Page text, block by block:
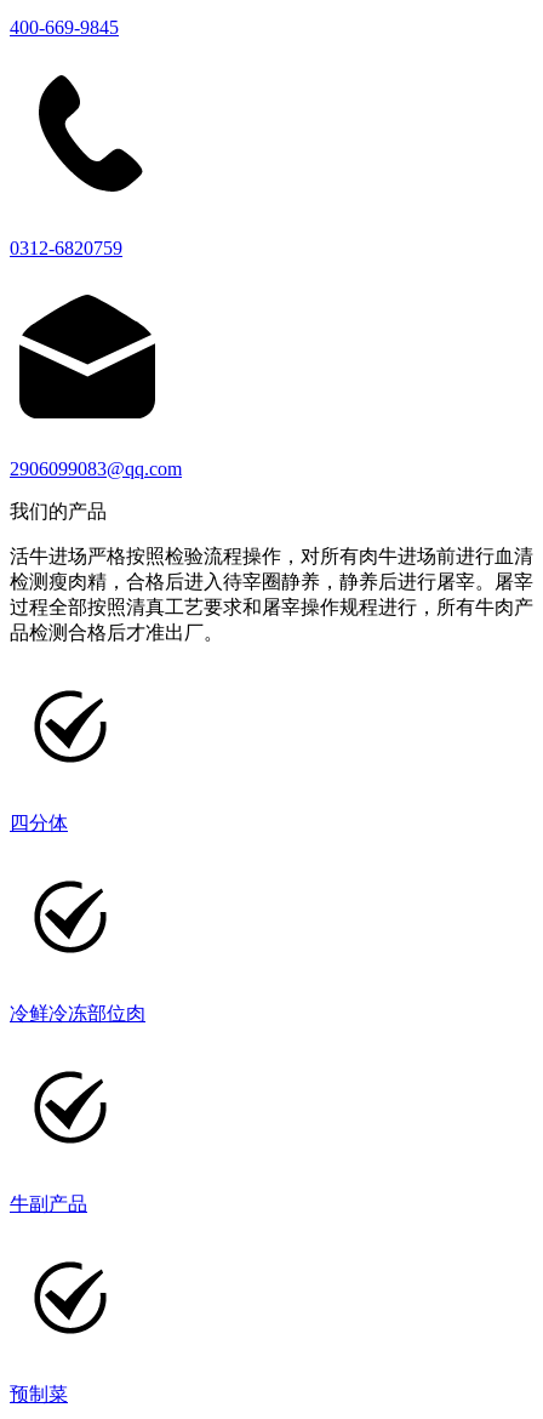
400-669-9845
0312-6820759
2906099083@qq.com
我们的产品
活牛进场严格按照检验流程操作，对所有肉牛进场前进行血清
检测瘦肉精，合格后进入待宰圈静养，静养后进行屠宰。屠宰
过程全部按照清真工艺要求和屠宰操作规程进行，所有牛肉产
品检测合格后才准出厂。
四分体
冷鲜冷冻部位肉
牛副产品
预制菜